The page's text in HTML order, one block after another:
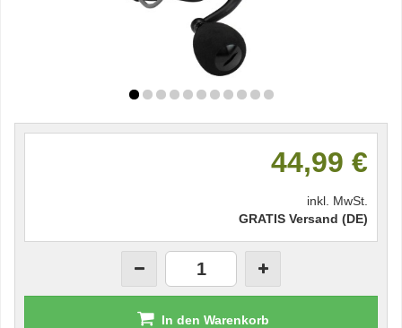
44,99 €
inkl. MwSt.
GRATIS Versand (DE)
In den Warenkorb